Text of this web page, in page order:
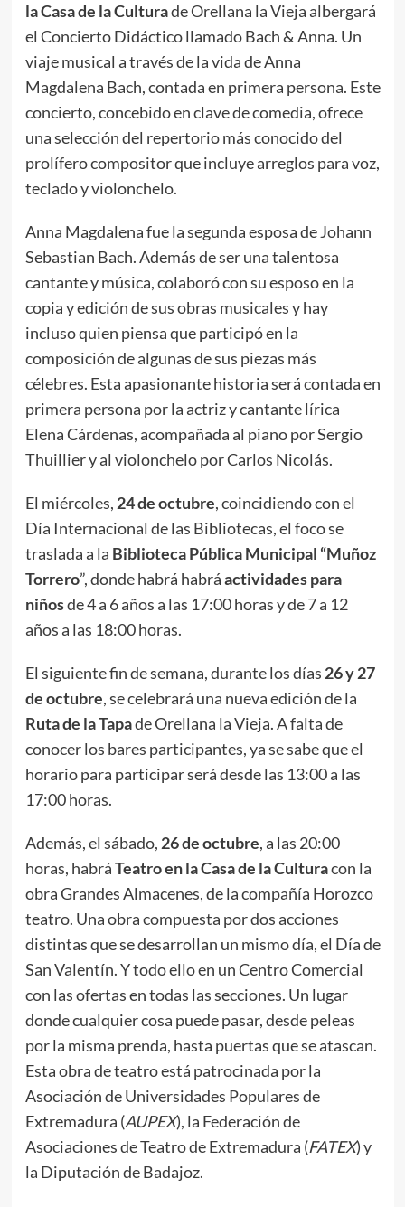
la Casa de la Culturade Orellana la Vieja albergará
el Concierto Didáctico llamado Bach & Anna. Un
viaje musical a través de la vida de Anna
Magdalena Bach, contada en primera persona. Este
concierto, concebido en clave de comedia, ofrece
una selección del repertorio más conocido del
prolífero compositor que incluye arreglos para voz,
teclado y violonchelo.
Anna Magdalena fue la segunda esposa de Johann
Sebastian Bach. Además de ser una talentosa
cantante y música, colaboró con su esposo en la
copia y edición de sus obras musicales y hay
incluso quien piensa que participó en la
composición de algunas de sus piezas más
célebres. Esta apasionante historia será contada en
primera persona por la actriz y cantante lírica
Elena Cárdenas, acompañada al piano por Sergio
Thuillier y al violonchelo por Carlos Nicolás.
El miércoles, 24 de octubre, coincidiendo con el
Día Internacional de las Bibliotecas, el foco se
traslada a la Biblioteca Pública Municipal “Muñoz
Torrero”, donde habrá habráactividades para
niñosde 4 a 6 años a las 17:00 horas y de 7 a 12
años a las 18:00 horas.
El siguiente fin de semana, durante los días 26 y 27
de octubre, se celebrará una nueva edición de la
Ruta de la Tapade Orellana la Vieja. A falta de
conocer los bares participantes, ya se sabe que el
horario para participar será desde las 13:00 a las
17:00 horas.
Además, el sábado, 26 de octubre, a las 20:00
horas, habráTeatro en la Casa de la Culturacon la
obra Grandes Almacenes, de la compañía Horozco
teatro. Una obra compuesta por dos acciones
distintas que se desarrollan un mismo día, el Día de
San Valentín. Y todo ello en un Centro Comercial
con las ofertas en todas las secciones. Un lugar
donde cualquier cosa puede pasar, desde peleas
por la misma prenda, hasta puertas que se atascan.
Esta obra de teatro está patrocinada por la
Asociación de Universidades Populares de
Extremadura (AUPEX), la Federación de
Asociaciones de Teatro de Extremadura (FATEX) y
la Diputación de Badajoz.